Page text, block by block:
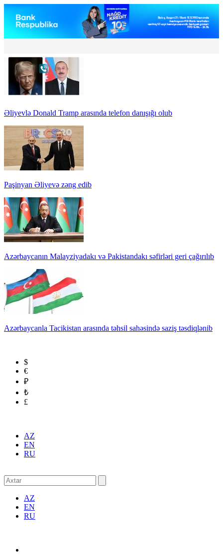
Əliyevlə Donald Tramp arasında telefon danışığı olub
Paşinyan Əliyevə zəng edib
Azərbaycanın Malayziyadakı və Pakistandakı səfirləri geri çağırılıb
Azərbaycanla Tacikistan arasında təhsil sahəsində saziş təsdiqlənib
$
€
₽
₺
£
AZ
EN
RU
AZ
EN
RU